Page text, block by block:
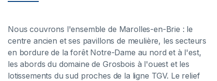
Nous couvrons l'ensemble de Marolles-en-Brie : le
centre ancien et ses pavillons de meulière, les secteurs
en bordure de la forêt Notre-Dame au nord et à l'est,
les abords du domaine de Grosbois à l'ouest et les
lotissements du sud proches de la ligne TGV. Le relief